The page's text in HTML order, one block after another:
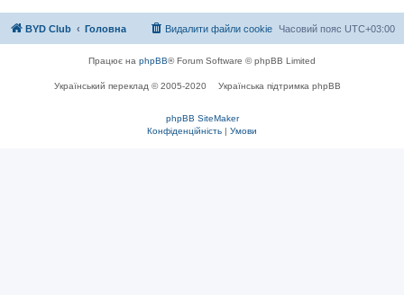
BYD Club Головна Часовий пояс UTC+03:00
Видалити файли cookie
Працює на phpBB® Forum Software © phpBB Limited
Український переклад © 2005-2020 Українська підтримка phpBB
phpBB SiteMaker
Конфіденційність | Умови